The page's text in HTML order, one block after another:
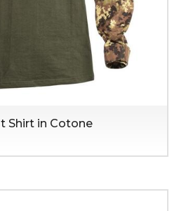
Shirt in Cotone